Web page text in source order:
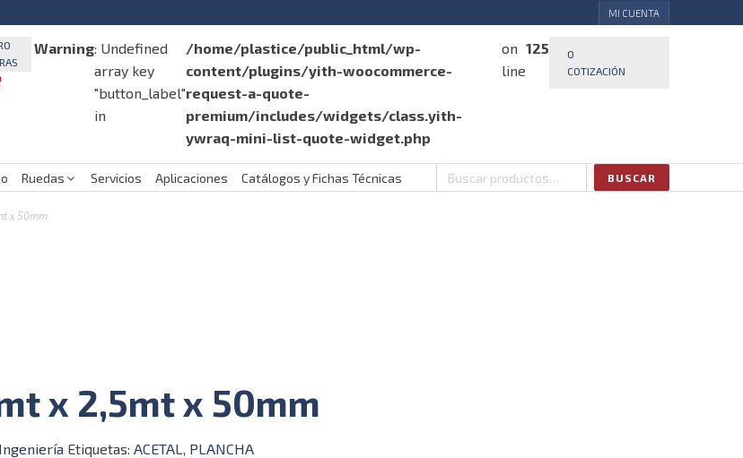
MI CUENTA
Warning: Undefined
array key
"button_label"
in
/home/plastice/public_html/wp-
content/plugins/yith-woocommerce-
request-a-quote-
premium/includes/widgets/class.yith-
ywraq-mini-list-quote-widget.php
on
line
125
0
COTIZACIÓN
Ruedas Servicios Aplicaciones Catálogos y Fichas Técnicas
Buscar
BUSCAR
x 50mm
x 2,5mt x 50mm
Etiquetas: ACETAL, PLANCHA